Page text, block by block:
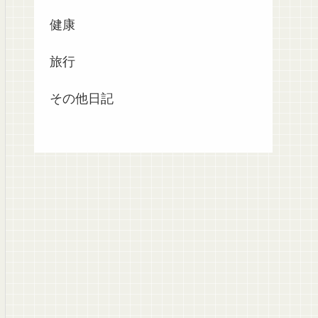
健康
旅行
その他日記